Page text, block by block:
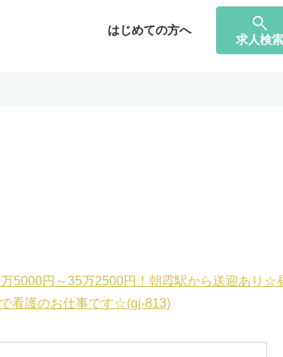
はじめての方へ 
求人検索
万5000円～35万2500円！朝霞駅から送迎あり☆
看護のお仕事です☆(gj-813)